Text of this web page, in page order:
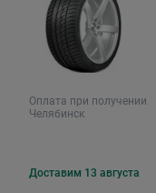
Оплата при получении
Челябинск
Доставим 13 августа